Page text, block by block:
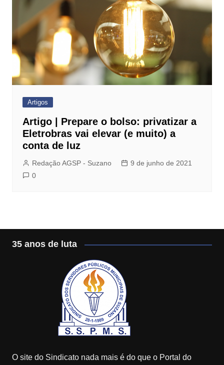
Artigos
Artigo | Prepare o bolso: privatizar a
Eletrobras vai elevar (e muito) a
conta de luz
Redação AGSP - Suzano
9 de junho de 2021
0
35 anos de luta
O site do Sindicato nada mais é do que o Portal do